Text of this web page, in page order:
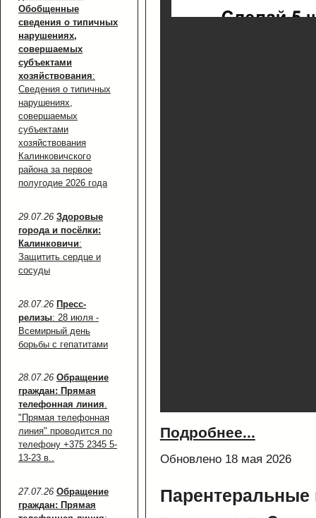
Обобщенные
сведения о типичных
нарушениях,
совершаемых
субъектами
хозяйствования:
Сведения о типичных
нарушениях,
совершаемых
субъектами
хозяйствования
Калинковичского
района за первое
полугодие 2026 года
29.07.26 Здоровые
города и посёлки:
Калинковичи:
Защитить сердце и
сосуды
28.07.26 Пресс-
релизы: 28 июля -
Всемирный день
борьбы с гепатитами
28.07.26 Обращение
граждан: Прямая
телефонная линия.
"Прямая телефонная
линия" проводится по
телефону +375 2345 5-
13-23 в..
27.07.26 Обращение
граждан: Прямая
Подробнее...
Обновлено 18 мая 2026
Парентеральные